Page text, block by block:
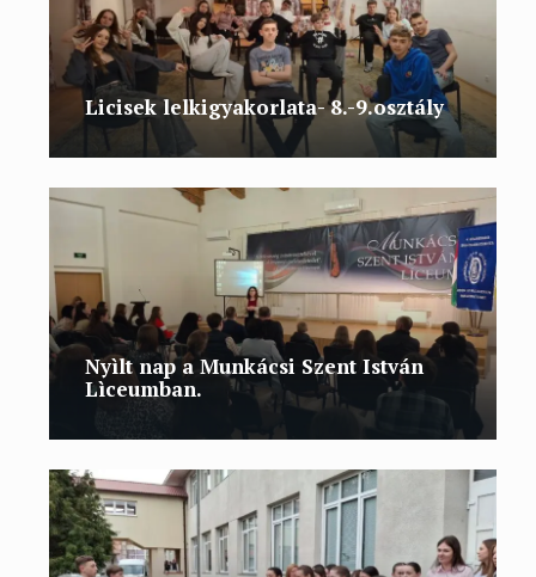
Licisek lelkigyakorlata- 8.-9.osztály
Nyìlt nap a Munkácsi Szent István
Lìceumban.